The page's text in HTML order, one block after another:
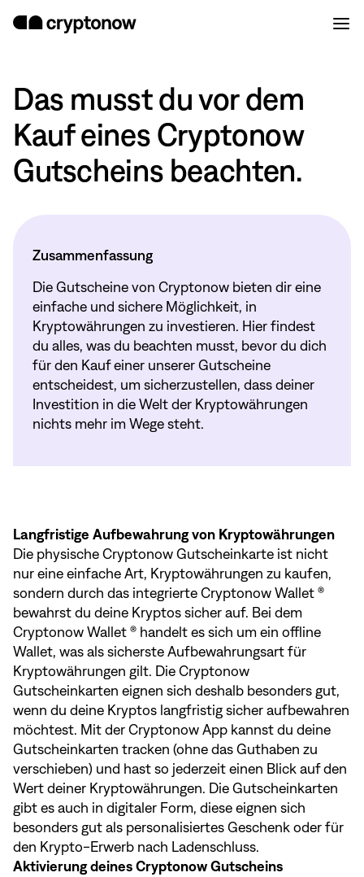
Das musst du vor dem
Kauf eines Cryptonow
Gutscheins beachten.
Zusammenfassung
Die Gutscheine von Cryptonow bieten dir eine
einfache und sichere Möglichkeit, in
Kryptowährungen zu investieren. Hier findest
du alles, was du beachten musst, bevor du dich
für den Kauf einer unserer Gutscheine
entscheidest, um sicherzustellen, dass deiner
Investition in die Welt der Kryptowährungen
nichts mehr im Wege steht.
Langfristige Aufbewahrung von Kryptowährungen
Die physische Cryptonow Gutscheinkarte ist nicht
nur eine einfache Art, Kryptowährungen zu kaufen,
sondern durch das integrierte Cryptonow Wallet ®
bewahrst du deine Kryptos sicher auf. Bei dem
Cryptonow Wallet ® handelt es sich um ein offline
Wallet, was als sicherste Aufbewahrungsart für
Kryptowährungen gilt. Die Cryptonow
Gutscheinkarten eignen sich deshalb besonders gut,
wenn du deine Kryptos langfristig sicher aufbewahren
möchtest. Mit der Cryptonow App kannst du deine
Gutscheinkarten tracken (ohne das Guthaben zu
verschieben) und hast so jederzeit einen Blick auf den
Wert deiner Kryptowährungen. Die Gutscheinkarten
gibt es auch in digitaler Form, diese eignen sich
besonders gut als personalisiertes Geschenk oder für
den Krypto-Erwerb nach Ladenschluss.
Aktivierung deines Cryptonow Gutscheins